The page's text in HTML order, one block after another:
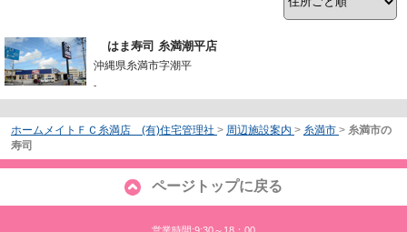
はま寿司 糸満潮平店
沖縄県糸満市字潮平
-
ホームメイトＦＣ糸満店 (有)住宅管理社 > 周辺施設案内 > 糸満市 > 糸満市の
寿司
ページトップに戻る